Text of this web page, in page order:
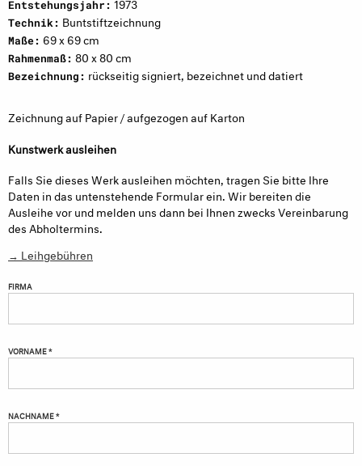
Entstehungsjahr:
Technik: Buntstiftzeichnung
Maße: 69 x 69 cm
Rahmenmaß: 80 x 80 cm
Bezeichnung: rückseitig signiert, bezeichnet und datiert
Zeichnung auf Papier / aufgezogen auf Karton
Kunstwerk ausleihen
Falls Sie dieses Werk ausleihen möchten, tragen Sie bitte Ihre
Daten in das untenstehende Formular ein. Wir bereiten die
Ausleihe vor und melden uns dann bei Ihnen zwecks Vereinbarung
des Abholtermins.
→ Leihgebühren
FIRMA
VORNAME *
NACHNAME *